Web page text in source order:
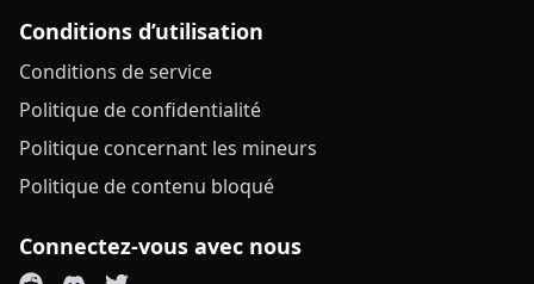
Conditions d’utilisation
Conditions de service
Politique de confidentialité
Politique concernant les mineurs
Politique de contenu bloqué
Connectez-vous avec nous